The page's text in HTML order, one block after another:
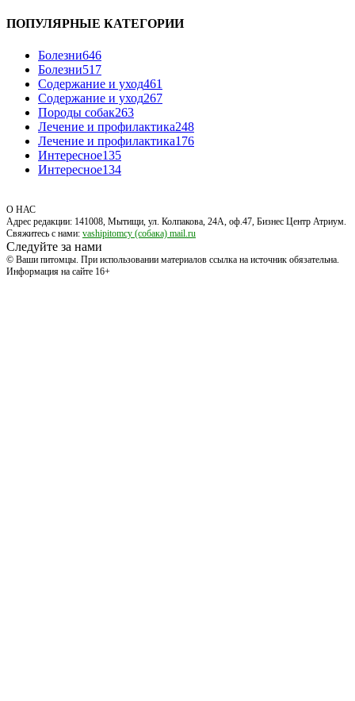
ПОПУЛЯРНЫЕ КАТЕГОРИИ
Болезни646
Болезни517
Содержание и уход461
Содержание и уход267
Породы собак263
Лечение и профилактика248
Лечение и профилактика176
Интересное135
Интересное134
О НАС
Адрес редакции: 141008, Мытищи, ул. Колпакова, 24А, оф.47, Бизнес Центр Атриум.
Свяжитесь с нами: vashipitomcy (собака) mail.ru
Следуйте за нами
© Ваши питомцы. При использовании материалов ссылка на источник обязательна.
Информация на сайте 16+